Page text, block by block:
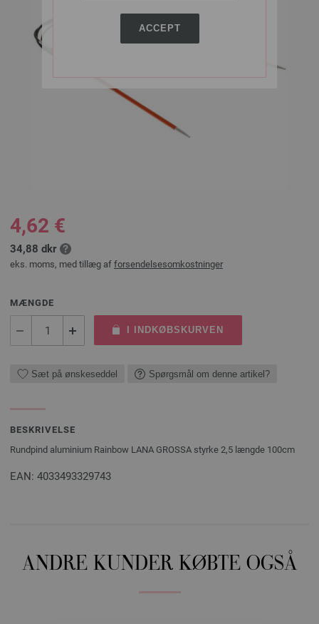
ACCEPT
4,62 €
34,88 dkr
eks. moms, med tillæg af forsendelsesomkostninger
MÆNGDE
I INDKØBSKURVEN
Sæt på ønskeseddel Spørgsmål om denne artikel?
BESKRIVELSE
Rundpind aluminium Rainbow LANA GROSSA styrke 2,5 længde 100cm
EAN: 4033493329743
ANDRE KUNDER KØBTE OGSÅ